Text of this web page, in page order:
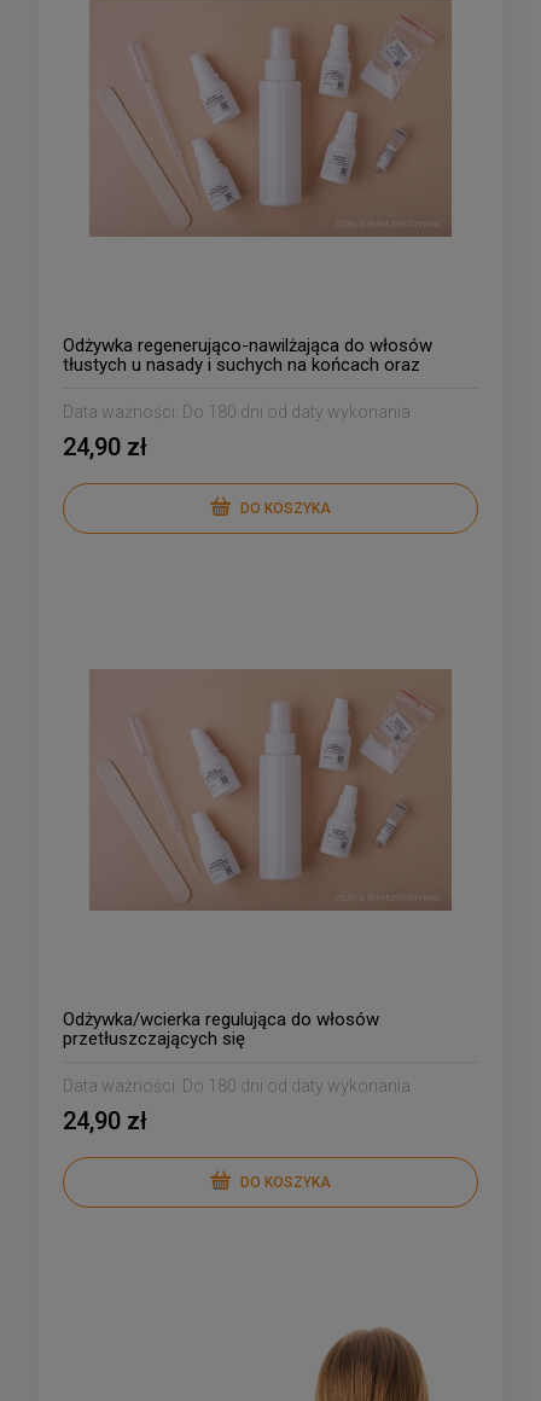
Odżywka regenerująco-nawilżająca do włosów
tłustych u nasady i suchych na końcach oraz
Data ważności: Do 180 dni od daty wykonania
24,90 zł
DO KOSZYKA
Odżywka/wcierka regulująca do włosów
przetłuszczających się
Data ważności: Do 180 dni od daty wykonania
24,90 zł
DO KOSZYKA